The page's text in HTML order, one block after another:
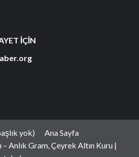
İÇİN
yok)
Ana Sayfa
– Anlık Gram, Çeyrek Altın Kuru |